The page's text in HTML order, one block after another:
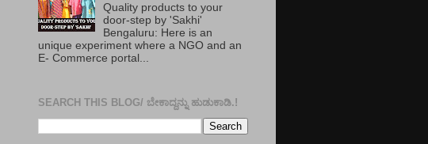
Quality products to your
door-step by 'Sakhi'
Bengaluru: Here is an
unique experiment where a NGO and an
E- Commerce portal...
SEARCH THIS BLOG/ ಬೇಕಾದ್ದನ್ನು ಹುಡುಕಾಡಿ.!